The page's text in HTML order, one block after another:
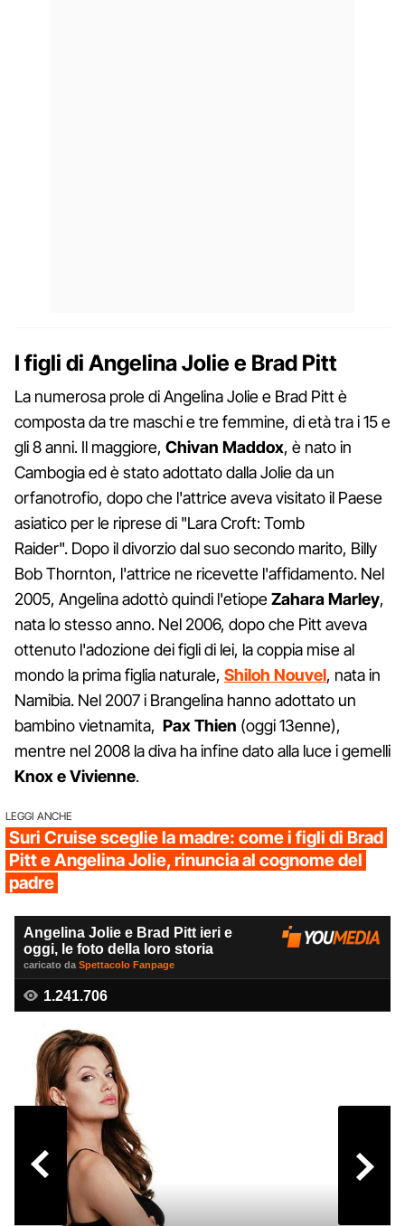
I figli di Angelina Jolie e Brad Pitt
La numerosa prole di Angelina Jolie e Brad Pitt è
composta da tre maschi e tre femmine, di età tra i 15 e
gli 8 anni. Il maggiore, Chivan Maddox, è nato in
Cambogia ed è stato adottato dalla Jolie da un
orfanotrofio, dopo che l'attrice aveva visitato il Paese
asiatico per le riprese di "Lara Croft: Tomb
Raider". Dopo il divorzio dal suo secondo marito, Billy
Bob Thornton, l'attrice ne ricevette l'affidamento. Nel
2005, Angelina adottò quindi l'etiopeZahara Marley,
nata lo stesso anno. Nel 2006, dopo che Pitt aveva
ottenuto l'adozione dei figli di lei, la coppia mise al
mondo la prima figlia naturale, Shiloh Nouvel, nata in
Namibia. Nel 2007 i Brangelina hanno adottato un
bambino vietnamita, Pax Thien (oggi 13enne),
mentre nel 2008 la diva ha infine dato alla luce i gemelli
Knox e Vivienne.
LEGGI ANCHE
Suri Cruise sceglie la madre: come i figli di Brad
Pitt e Angelina Jolie, rinuncia al cognome del
padre